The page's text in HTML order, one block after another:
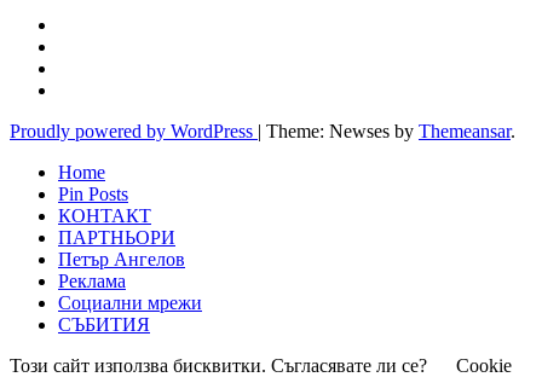
Proudly powered by WordPress | Theme: Newses by Themeansar.
Home
Pin Posts
КОНТАКТ
ПАРТНЬОРИ
Петър Ангелов
Реклама
Социални мрежи
СЪБИТИЯ
Този сайт използва бисквитки. Съгласявате ли се?
Cookie